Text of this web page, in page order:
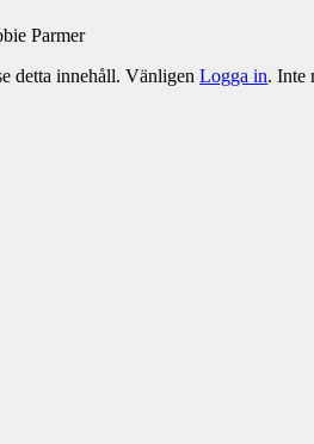
Parmer
detta innehåll. VänligenLogga in. Inte